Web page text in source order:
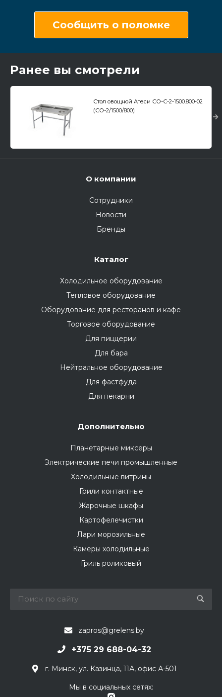
Сообщить о поломке
Ранее вы смотрели
Стол овощной Атеси СО-С-2-1500.800-02
(СО-2/1500/800)
О компании
Сотрудники
Новости
Бренды
Каталог
Холодильное оборудование
Тепловое оборудование
Оборудование для ресторанов и кафе
Торговое оборудование
Для пиццерии
Для бара
Нейтральное оборудование
Для фастфуда
Для пекарни
Дополнительно
Планетарные миксеры
Электрические печи промышленные
Холодильные витрины
Грили контактные
Жарочные шкафы
Картофелечистки
Лари морозильные
Камеры холодильные
Гриль роликовый
zapros@grelens.by
+375 29 688-04-32
г. Минск, ул. Казинца, 11А, офис А-501
Мы в социальных сетях: